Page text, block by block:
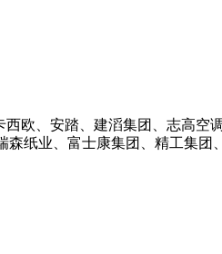
欧、安踏、建滔集团、志高空
纸业、富士康集团、精工集团